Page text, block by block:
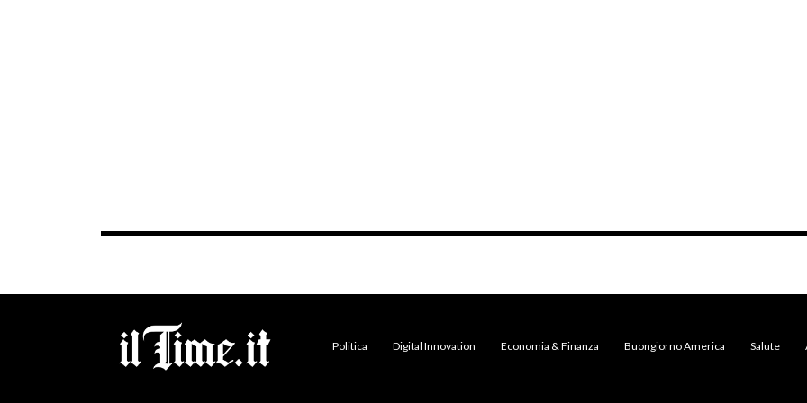
Politica Digital Innovation Economia & Finanza Buongiorno America Salute